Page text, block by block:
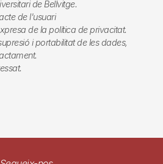
de Bellvitge.
de l'usuari
de la política de privacitat.
i portabilitat de les dades,